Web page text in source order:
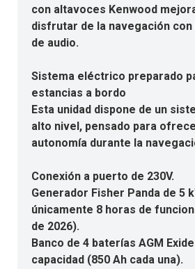
con altavoces Kenwood
disfrutar de la navegación
de audio.
Sistema eléctrico preparado
estancias a bordo
Esta unidad dispone de un
alto nivel, pensado para
autonomía durante la
Conexión a puerto de 230V.
Generador Fisher Panda de 5
únicamente 8 horas de
de 2026).
Banco de 4 baterías AGM
capacidad (850 Ah cada una).